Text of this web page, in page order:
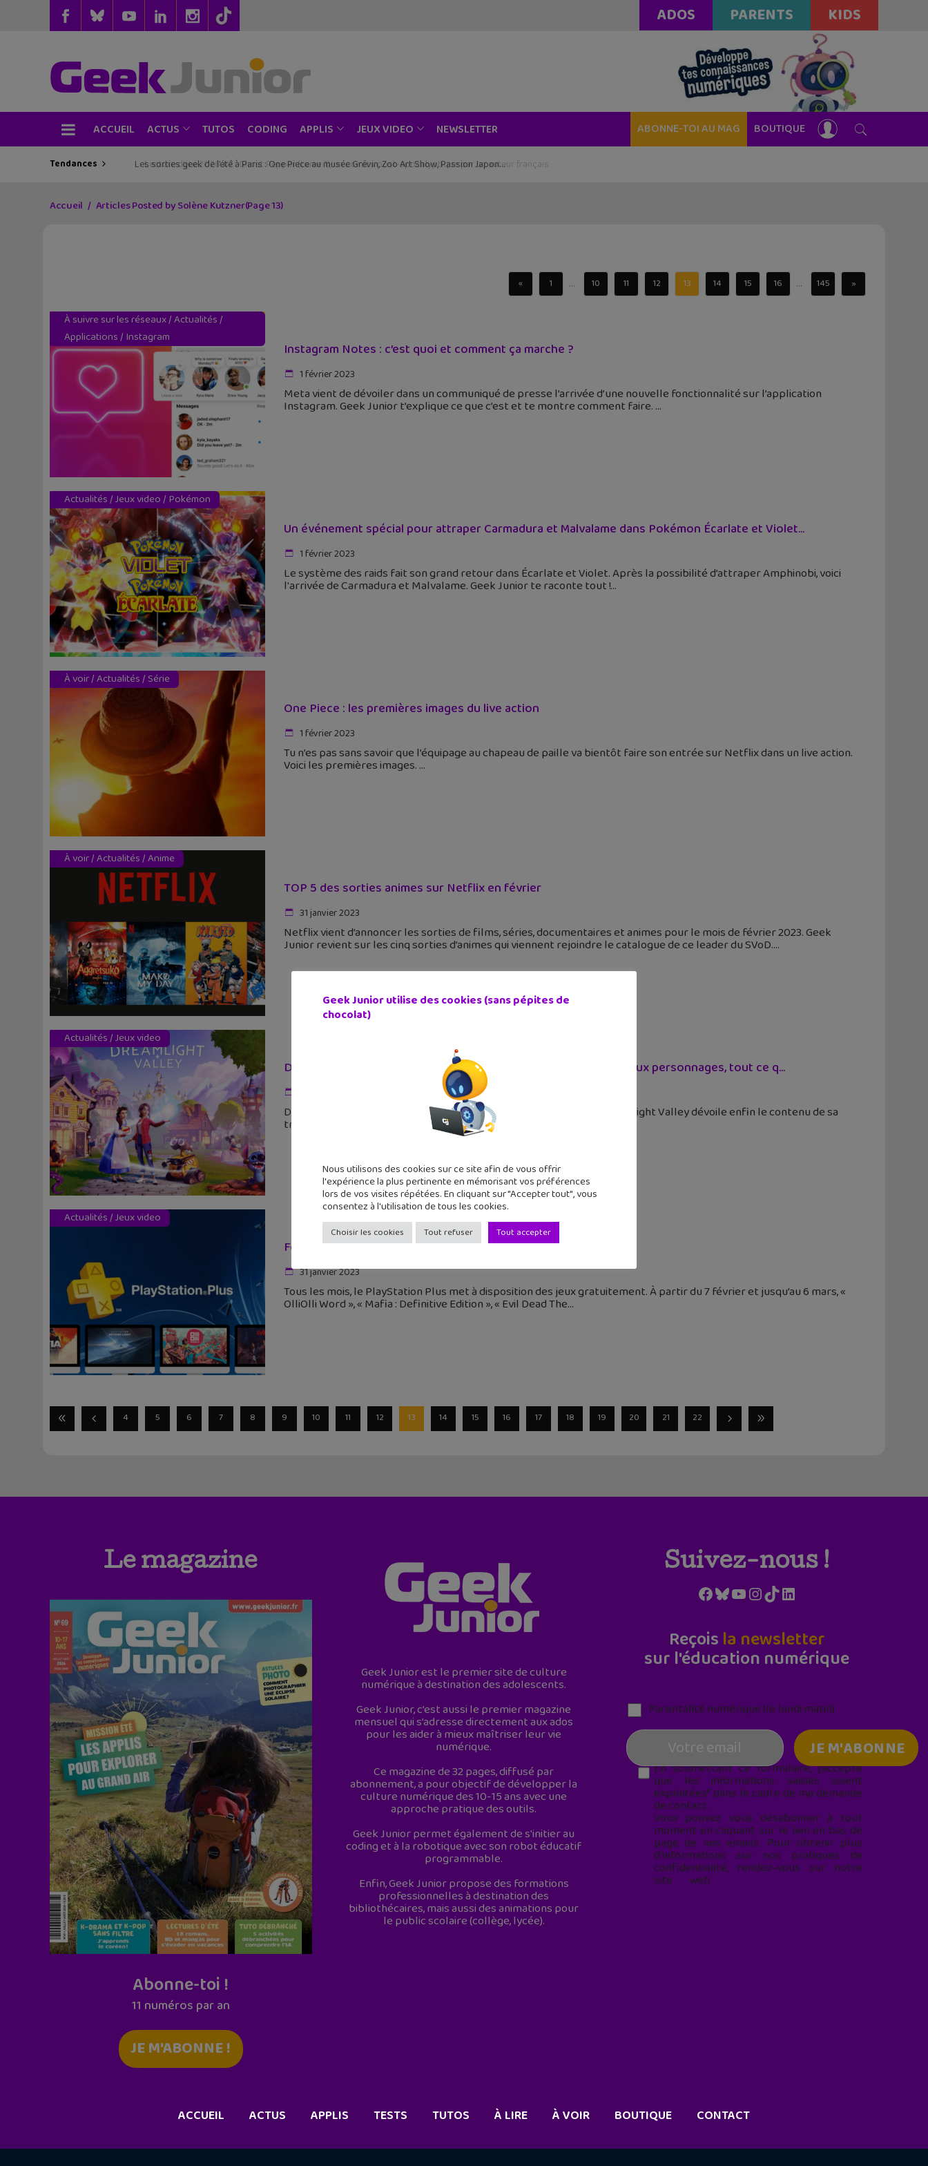
ADOS PARENTS KIDS
ACCUEIL ACTUS TUTOS CODING APPLIS JEUX VIDEO NEWSLETTER ABONNE-TOI AU MAG BOUTIQUE
Tendances Les sorties geek de l’été à Paris : One Piece au musée Grévin, Zoo Art Show, Passion Japon…
Accueil Articles Posted by Solène Kutzner(Page 13)
« 1 ... 10 11 12 13 14 15 16 ... 145 »
À suivre sur les réseaux/Actualités/
Applications/ Instagram
Instagram Notes : c’est quoi et comment ça marche ?
1 février 2023
Meta vient de dévoiler dans un communiqué de presse l’arrivée d’une nouvelle fonctionnalité sur l’application
Instagram. Geek Junior t’explique ce que c’est et te montre comment faire.
Actualités/Jeux video/ Pokémon
Un événement spécial pour attraper Carmadura et Malvalame dans Pokémon Écarlate et Violet...
1 février 2023
Le système des raids fait son grand retour dans Écarlate et Violet. Après la possibilité d’attraper Amphinobi, voici
l'arrivée de Carmadura et Malvalame. Geek Junior te raconte tout !
À voir/Actualités/ Série
One Piece : les premières images du live action
1 février 2023
Tu n’es pas sans savoir que l’équipage au chapeau de paille va bientôt faire son entrée sur Netflix dans un live action.
Voici les premières images.
À voir/Actualités/Anime
TOP 5 des sorties animes sur Netflix en février
31 janvier 2023
Netflix vient d’annoncer les sorties de films, séries, documentaires et animes pour le mois de février 2023. Geek
Junior revient sur les cinq sorties d’animes qui viennent rejoindre le catalogue de ce leader du SVoD.
Actualités/Jeux video
Disney Dreamlight Valley : troisième mise à jour gratuite, nouveaux personnages, tout ce q...
Développé par Gameloft et édité par Disney Interactive, Disney Dreamlight Valley dévoile enfin le contenu de sa
troisième mise à jour. Geek Junior t’en parle un peu plus.
Actualités/Jeux video
Février 2023 : quels sont les 4 jeux offerts du PlayStation Plus ?
31 janvier 2023
Tous les mois, le PlayStation Plus met à disposition des jeux gratuitement. À partir du 7 février et jusqu’au 6 mars, «
OlliOlli Word », « Mafia : Definitive Edition », « Evil Dead The
4 5 6 7 8 9 10 11 12 13 14 15 16 17 18 19 20 21 22
Le magazine
Abonne-toi !
11 numéros par an
JE M'ABONNE !
Geek Junior est le premier site de culture
numérique à destination des adolescents.
Geek Junior, c’est aussi le premier magazine
mensuel qui s’adresse directement aux ados
pour les aider à mieux maîtriser leur vie
numérique.
Ce magazine de 32 pages, diffusé par
abonnement, a pour objectif de développer la
culture numérique des 10-15 ans avec une
approche pratique des outils.
Geek Junior permet également de s'initier au
coding et à la robotique avec son robot éducatif
programmable.
Enfin, Geek Junior propose des formations
professionnelles à destination des
bibliothécaires, mais aussi des animations pour
le public scolaire (collège, lycée).
Suivez-nous !
Facebook
Bluesky
YouTube
Instagram
TikTokLinkedIn
Reçois la newsletter
sur l'éducation numérique
Parentalité numérique (le lundi matin)
En soumettant ce formulaire, j’accepte
que les informations saisies soient
exploitées* dans le cadre de ma demande
de contact.
Vous pouvez vous désabonner à tout
moment en cliquant sur le lien en bas de
page de nos emails. Pour obtenir plus
d'informations sur nos pratiques de
confidentialité, rendez-vous sur notre
site web
Geek Junior utilise des cookies (sans pépites de
chocolat)
Nous utilisons des cookies sur ce site afin de vous offrir
l'expérience la plus pertinente en mémorisant vos préférences
lors de vos visites répétées. En cliquant sur "Accepter tout", vous
consentez à l'utilisation de tous les cookies.
Choisir les cookies Tout refuser Tout accepter
ACCUEIL ACTUS APPLIS TESTS TUTOS À LIRE À VOIR BOUTIQUE CONTACT